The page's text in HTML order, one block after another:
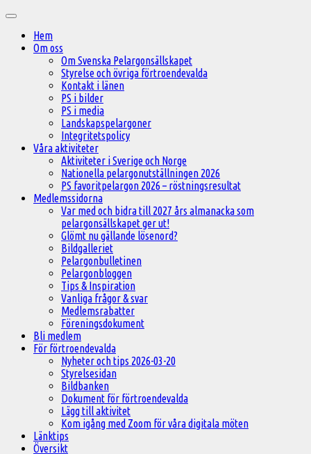
innehåll
Huvudmeny
Hem
Om oss
Om Svenska Pelargonsällskapet
Styrelse och övriga förtroendevalda
Kontakt i länen
PS i bilder
PS i media
Landskapspelargoner
Integritetspolicy
Våra aktiviteter
Aktiviteter i Sverige och Norge
Nationella pelargonutställningen 2026
PS favoritpelargon 2026 – röstningsresultat
Medlemssidorna
Var med och bidra till 2027 års almanacka som
pelargonsällskapet ger ut!
Glömt nu gällande lösenord?
Bildgalleriet
Pelargonbulletinen
Pelargonbloggen
Tips & Inspiration
Vanliga frågor & svar
Medlemsrabatter
Föreningsdokument
Bli medlem
För förtroendevalda
Nyheter och tips 2026-03-20
Styrelsesidan
Bildbanken
Dokument för förtroendevalda
Lägg till aktivitet
Kom igång med Zoom för våra digitala möten
Länktips
Översikt